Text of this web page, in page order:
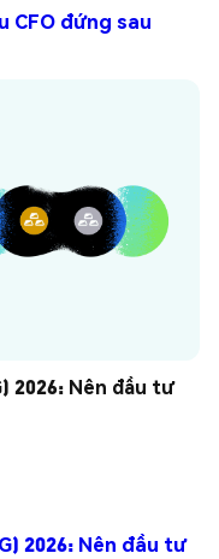
CFO đứng sau
2026: Nên đầu tư
2026: Nên đầu tư